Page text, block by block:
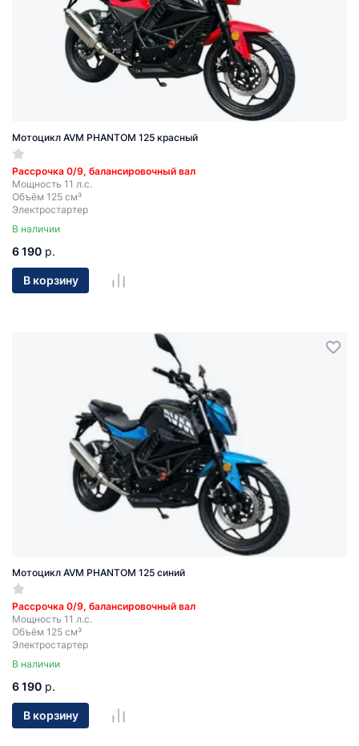
Мотоцикл AVM PHANTOM 125 красный
Рассрочка 0/9, балансировочный вал
Мощность 11 л.с.
Объём 125 см³
Электростартер
В наличии
6 190 р.
В корзину
Мотоцикл AVM PHANTOM 125 синий
Рассрочка 0/9, балансировочный вал
Мощность 11 л.с.
Объём 125 см³
Электростартер
В наличии
6 190 р.
В корзину